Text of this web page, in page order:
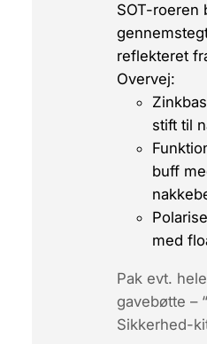
SOT-roeren
reflekteret
Overvej:
stift til
buff
med
Pak evt.
gavebøtte –
Sikkerhed-